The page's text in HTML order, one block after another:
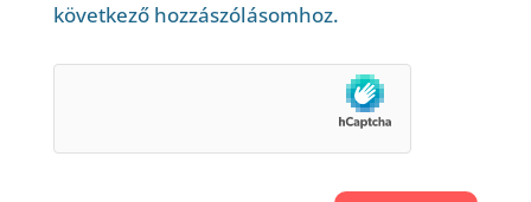
következő hozzászólásomhoz.